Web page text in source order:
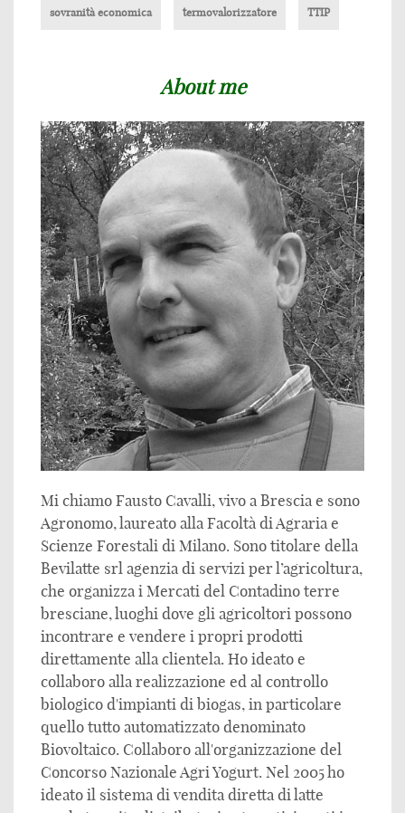
sovranità economica termovalorizzatore TTIP
About me
Mi chiamo Fausto Cavalli, vivo a Brescia e sono
Agronomo, laureato alla Facoltà di Agraria e
Scienze Forestali di Milano. Sono titolare della
Bevilatte srl agenzia di servizi per l’agricoltura,
che organizza i Mercati del Contadino terre
bresciane, luoghi dove gli agricoltori possono
incontrare e vendere i propri prodotti
direttamente alla clientela. Ho ideato e
collaboro alla realizzazione ed al controllo
biologico d'impianti di biogas, in particolare
quello tutto automatizzato denominato
Biovoltaico. Collaboro all'organizzazione del
Concorso Nazionale Agri Yogurt. Nel 2005 ho
ideato il sistema di vendita diretta di latte